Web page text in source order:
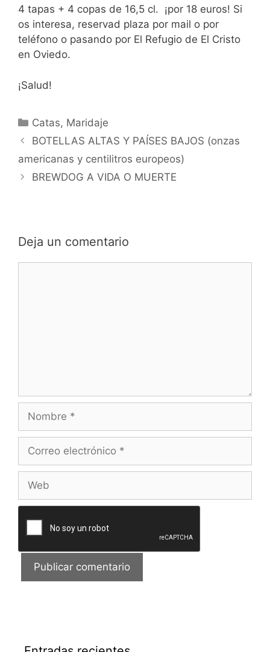
4 tapas + 4 copas de 16,5 cl. ¡por 18 euros! Si
os interesa, reservad plaza por mail o por
teléfono o pasando por El Refugio de El Cristo
en Oviedo.
¡Salud!
Categorías
Catas, Maridaje
BOTELLAS ALTAS Y PAÍSES BAJOS (onzas
americanas y centilitros europeos)
BREWDOG A VIDA O MUERTE
Deja un comentario
electrónico